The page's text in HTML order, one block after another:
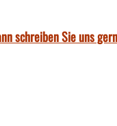
schreiben Sie uns